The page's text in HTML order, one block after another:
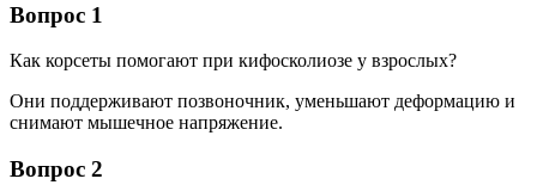
Вопрос 1
Как корсеты помогают при кифосколиозе у взрослых?
Они поддерживают позвоночник, уменьшают деформацию и
снимают мышечное напряжение.
Вопрос 2